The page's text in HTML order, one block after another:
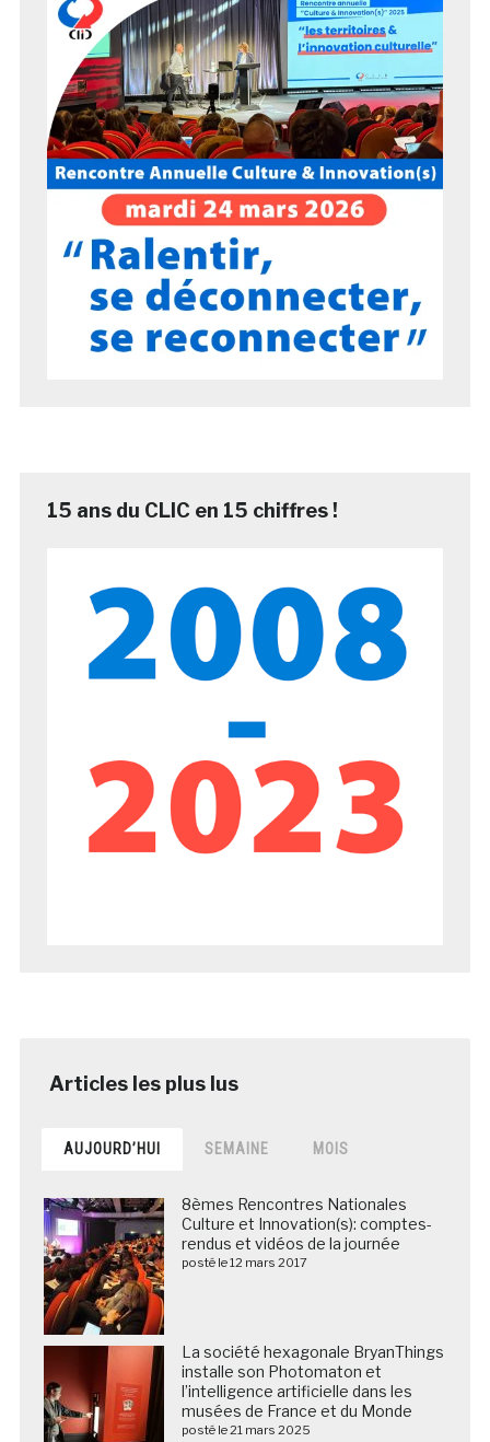
15 ans du CLIC en 15 chiffres !
AUJOURD’HUI SEMAINE MOIS
8èmes Rencontres Nationales
Culture et Innovation(s): comptes-
rendus et vidéos de la journée
posté le 12 mars 2017
La société hexagonale BryanThings
installe son Photomaton et
l’intelligence artificielle dans les
musées de France et du Monde
posté le 21 mars 2025